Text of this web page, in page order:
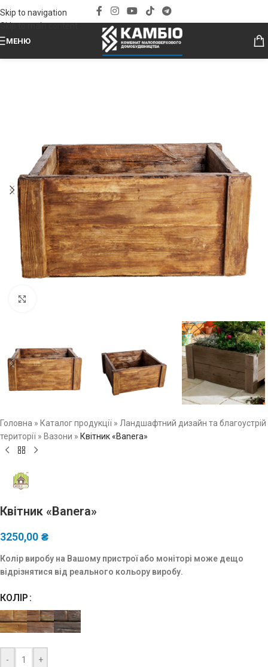
Skip to navigation
Skip to main content
МЕНЮ
Головна » Каталог продукції » Ландшафтний дизайн та благоустрій
території » Вазони » Квітник «Banera»
Квітник «Banera»
3250,00 ₴
Колір виробу на Вашому пристрої або моніторі може дещо
відрізнятися від реального кольору виробу.
КОЛІР
- +